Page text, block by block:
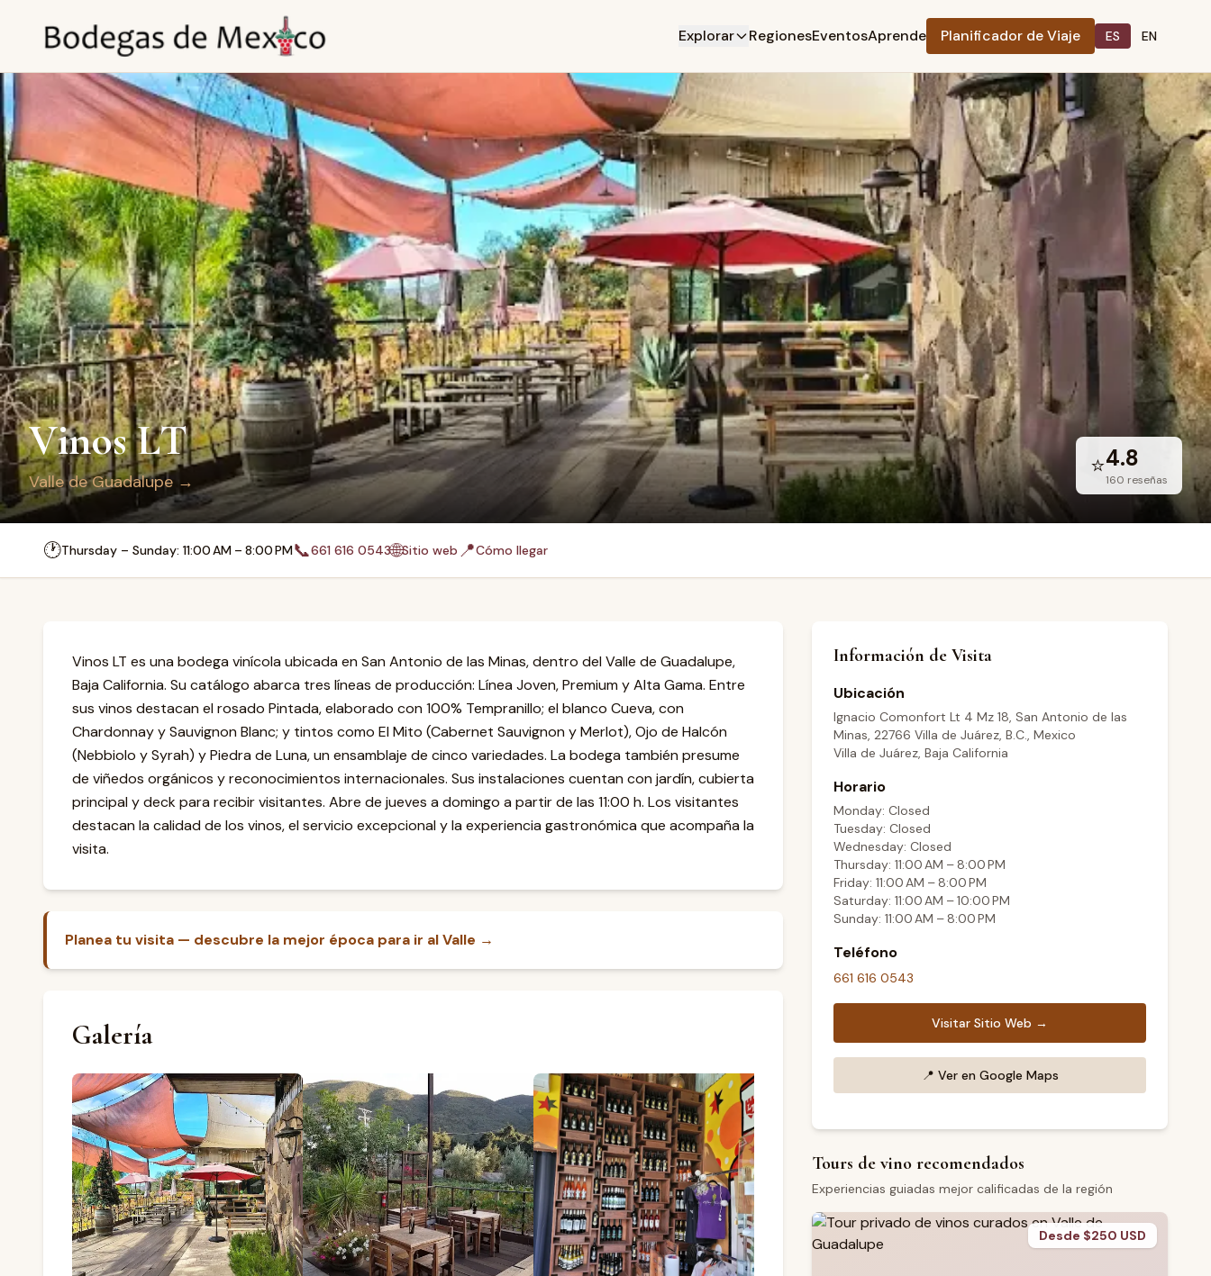
Explorar RegionesEventosAprende Planificador de Viaje ES EN
Vinos LT
Valle de Guadalupe →
⭐4.8
160 reseñas
🕐Thursday – Sunday: 11:00 AM – 8:00 PM📞661 616 0543🌐Sitio web 📍Cómo llegar
Vinos LT es una bodega vinícola ubicada en San Antonio de las Minas, dentro del Valle de Guadalupe,
Baja California. Su catálogo abarca tres líneas de producción: Línea Joven, Premium y Alta Gama. Entre
sus vinos destacan el rosado Pintada, elaborado con 100% Tempranillo; el blanco Cueva, con
Chardonnay y Sauvignon Blanc; y tintos como El Mito (Cabernet Sauvignon y Merlot), Ojo de Halcón
(Nebbiolo y Syrah) y Piedra de Luna, un ensamblaje de cinco variedades. La bodega también presume
de viñedos orgánicos y reconocimientos internacionales. Sus instalaciones cuentan con jardín, cubierta
principal y deck para recibir visitantes. Abre de jueves a domingo a partir de las 11:00 h. Los visitantes
destacan la calidad de los vinos, el servicio excepcional y la experiencia gastronómica que acompaña la
visita.
Planea tu visita — descubre la mejor época para ir al Valle →
Galería
Información de Visita
Ubicación
Ignacio Comonfort Lt 4 Mz 18, San Antonio de las
Minas, 22766 Villa de Juárez, B.C., Mexico
Villa de Juárez, Baja California
Horario
Monday: Closed
Tuesday: Closed
Wednesday: Closed
Thursday: 11:00 AM – 8:00 PM
Friday: 11:00 AM – 8:00 PM
Saturday: 11:00 AM – 10:00 PM
Sunday: 11:00 AM – 8:00 PM
Teléfono
661 616 0543
Visitar Sitio Web →
📍 Ver en Google Maps
Tours de vino recomendados
Experiencias guiadas mejor calificadas de la región
Desde $250 USD